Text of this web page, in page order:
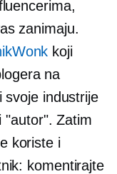
zanimaju.
koji
na
svoje industrije
"autor". Zatim
koriste i
komentirajte